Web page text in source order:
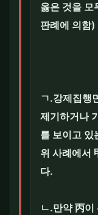
옳은 것을 모
판례에 의함)
ㄱ.강제집행
제기하거나
를 보이고 있
위 사례에서
다.
ㄴ.만약 丙